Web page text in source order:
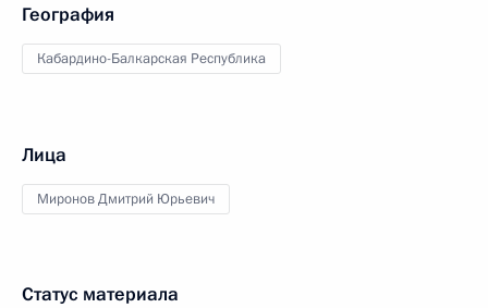
География
Кабардино-Балкарская Республика
Лица
Миронов Дмитрий Юрьевич
Статус материала